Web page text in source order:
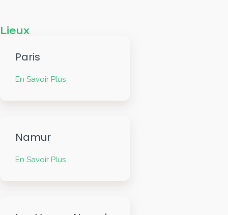
Lieux
Paris
En Savoir Plus
Namur
En Savoir Plus